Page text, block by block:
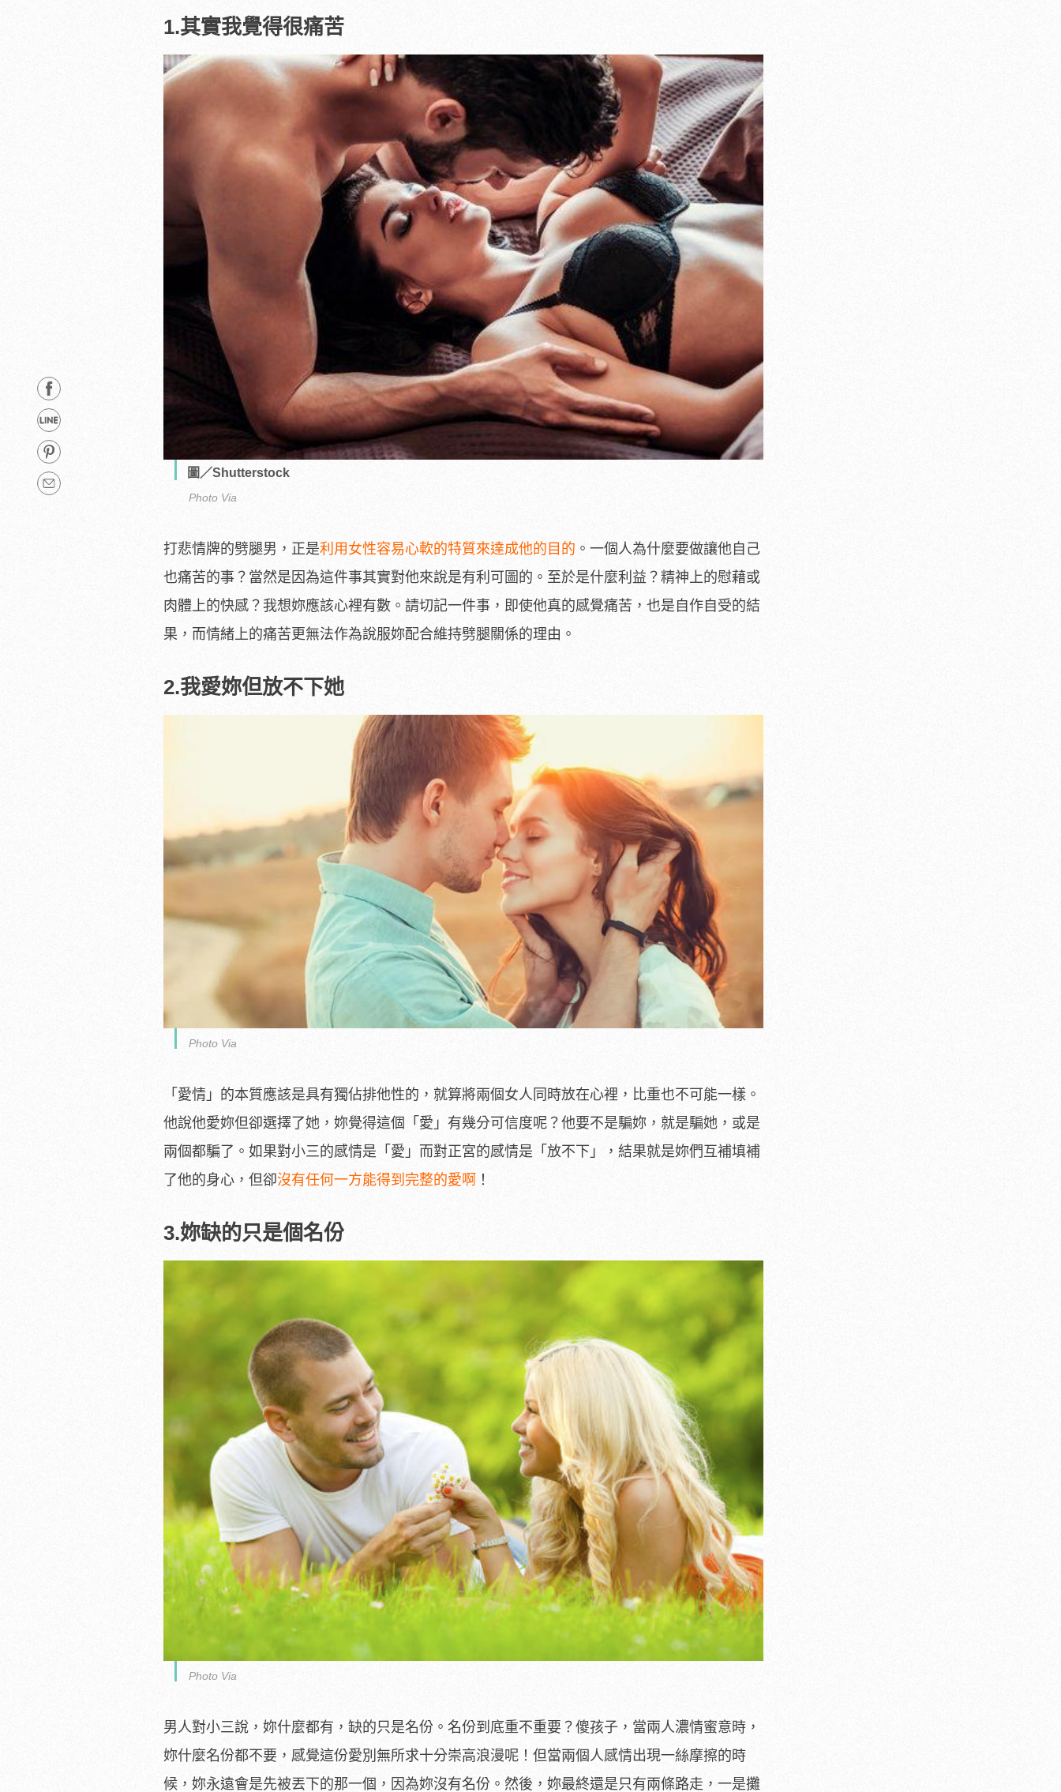
1.其實我覺得很痛苦
圖／Shutterstock
Photo Via
打悲情牌的劈腿男，正是利用女性容易心軟的特質來達成他的目的 。一個人為什麼要做讓他自己
也痛苦的事？當然是因為這件事其實對他來說是有利可圖的。至於是什麼利益？精神上的慰藉或
肉體上的快感？我想妳應該心裡有數。請切記一件事，即使他真的感覺痛苦，也是自作自受的結
果，而情緒上的痛苦更無法作為說服妳配合維持劈腿關係的理由。
2.我愛妳但放不下她
Photo Via
「愛情」的本質應該是具有獨佔排他性的，就算將兩個女人同時放在心裡，比重也不可能一樣。
他說他愛妳但卻選擇了她，妳覺得這個「愛」有幾分可信度呢？他要不是騙妳，就是騙她，或是
兩個都騙了。如果對小三的感情是「愛」而對正宮的感情是「放不下」，結果就是妳們互補填補
了他的身心，但卻沒有任何一方能得到完整的愛啊 ！
3.妳缺的只是個名份
Photo Via
男人對小三說，妳什麼都有，缺的只是名份。名份到底重不重要？傻孩子，當兩人濃情蜜意時，
妳什麼名份都不要，感覺這份愛別無所求十分崇高浪漫呢！但當兩個人感情出現一絲摩擦的時
候，妳永遠會是先被丟下的那一個，因為妳沒有名份。然後，妳最終還是只有兩條路走，一是攤